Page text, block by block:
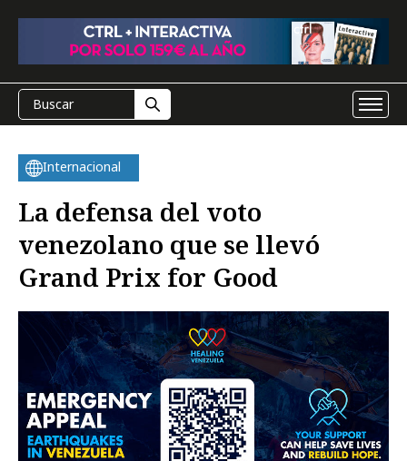
Internacional
La defensa del voto
venezolano que se llevó
Grand Prix for Good